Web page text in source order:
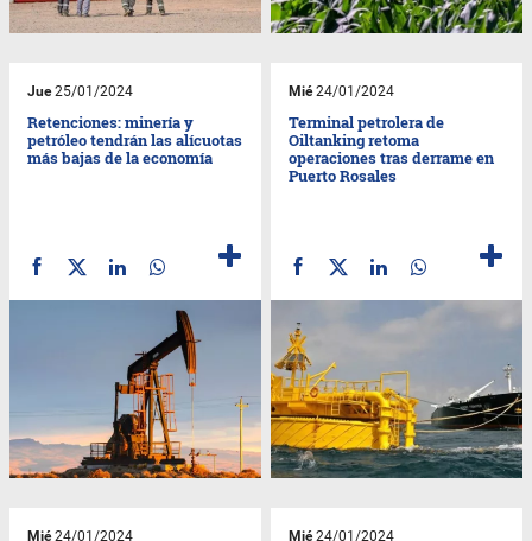
Jue25/01/2024
Retenciones: minería y
petróleo tendrán las alícuotas
más bajas de la economía
Mié24/01/2024
Terminal petrolera de
Oiltanking retoma
operaciones tras derrame en
Puerto Rosales
Mié24/01/2024 Mié24/01/2024